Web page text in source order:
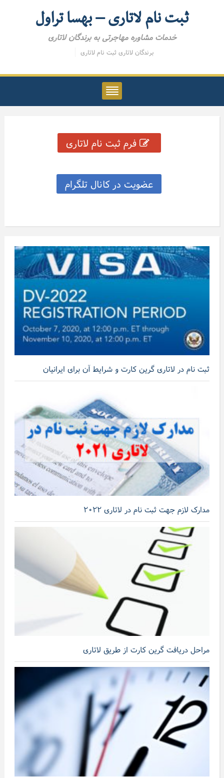
ثبت نام لاتاری – بهسا تراول
خدمات مشاوره مهاجرتی به برندگان لاتاری
برندگان لاتاری ثبت نام لاتاری
فرم ثبت نام لاتاری
عضویت در کانال تلگرام
ثبت نام در لاتاری گرین کارت و شرایط آن برای ایرانیان
مدارک لازم جهت ثبت نام در لاتاری ۲۰۲۲
مراحل دریافت گرین کارت از طریق لاتاری